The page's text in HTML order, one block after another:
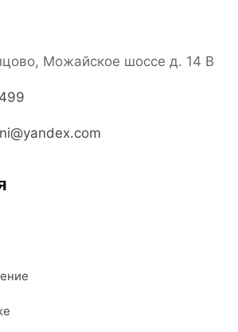
Можайское шоссе д. 14 В